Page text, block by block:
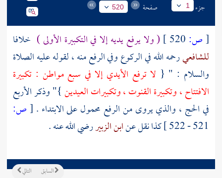
جزء 1 صفحة 520
[ص: ( ولا يرفع يديه إلا في التكبيرة الأولى ) خلافا
للشافعيرحمه الله في الركوع وفي الرفع منه ، لقوله عليه الصلاة
والسلام : " { لا ترفع الأيدي إلا في سبع مواطن : تكبيرة
الافتتاح ، وتكبيرة القنوت ، وتكبيرات العيدين}" وذكر الأربع
في الحج ، والذي يروى من الرفع محمول على الابتداء . [ص:
521 - 522 ]
كذا نقل عنابن الزبيررضي الله عنه .
التالي السابق